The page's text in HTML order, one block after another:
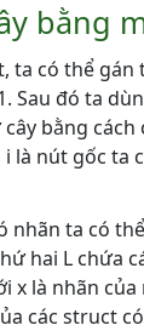
bằng
ta có thể
Sau đó ta
bằng cách
là nút gốc ta
nhãn ta có
hai L chứa
x là nhãn
các struct